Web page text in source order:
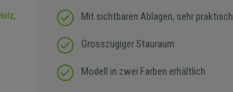
Mit sichtbaren Ablagen, sehr praktisch
Grosszügiger Stauraum
Modell in zwei Farben erhältlich